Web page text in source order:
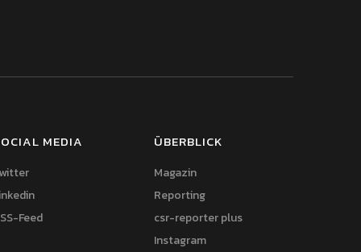
MEDIA
Feed
ÜBERBLICK
Magazin
Reporting
csr-reporter plus
Instagram